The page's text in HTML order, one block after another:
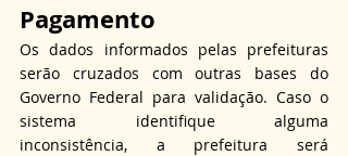
Pagamento
Os dados informados pelas prefeituras
serão cruzados com outras bases do
Governo Federal para validação. Caso o
sistema identifique alguma
inconsistência, a prefeitura será